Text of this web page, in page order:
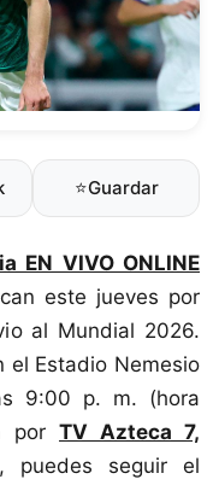
⭐Guardar
EN VIVO ONLINE
este jueves por
al Mundial 2026.
el Estadio Nemesio
9:00 p. m. (hora
por TV Azteca 7,
puedes seguir el